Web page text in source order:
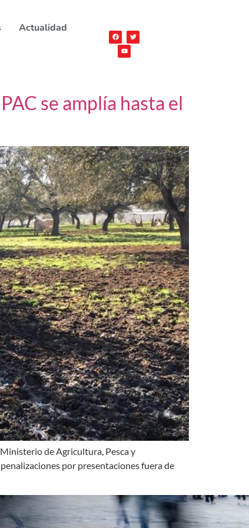
Actualidad
se amplía hasta el
de Agricultura, Pesca y
por presentaciones fuera de